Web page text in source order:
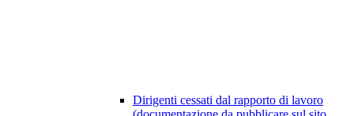
Dirigenti cessati dal rapporto di lavoro